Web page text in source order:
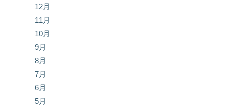
12月
11月
10月
9月
8月
7月
6月
5月